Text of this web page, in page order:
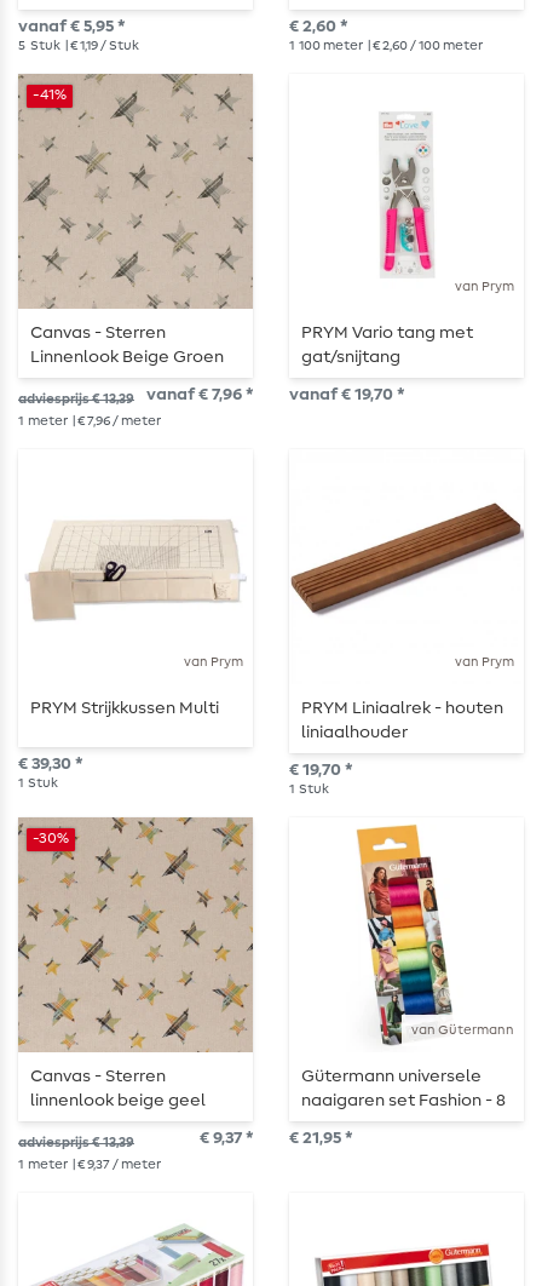
naaimachinenaalden
vanaf € 5,95 *
5 Stuk | € 1,19 / Stuk
€ 2,60 *
1 100 meter | € 2,60 / 100 meter
-41%
Canvas - Sterren
Linnenlook Beige Groen
adviesprijs € 13,39 vanaf € 7,96 *
1 meter | € 7,96 / meter
van Prym
PRYM Vario tang met
gat/snijtang
vanaf € 19,70 *
van Prym
PRYM Strijkkussen Multi
€ 39,30 *
1 Stuk
van Prym
PRYM Liniaalrek - houten
liniaalhouder
€ 19,70 *
1 Stuk
-30%
Canvas - Sterren
linnenlook beige geel
adviesprijs € 13,39 € 9,37 *
1 meter | € 9,37 / meter
van Gütermann
Gütermann universele
naaigaren set Fashion - 8
x 100m
€ 21,95 *